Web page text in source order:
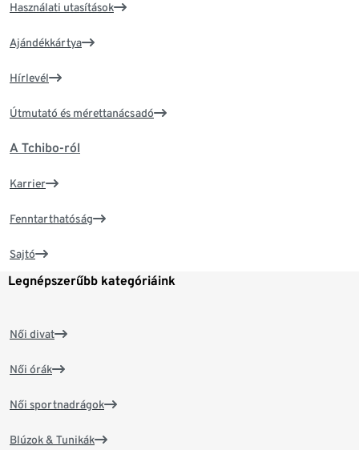
Használati utasítások
Ajándékkártya
Hírlevél
Útmutató és mérettanácsadó
A Tchibo-ról
Karrier
Fenntarthatóság
Sajtó
Legnépszerűbb kategóriáink
Női divat
Női órák
Női sportnadrágok
Blúzok & Tunikák